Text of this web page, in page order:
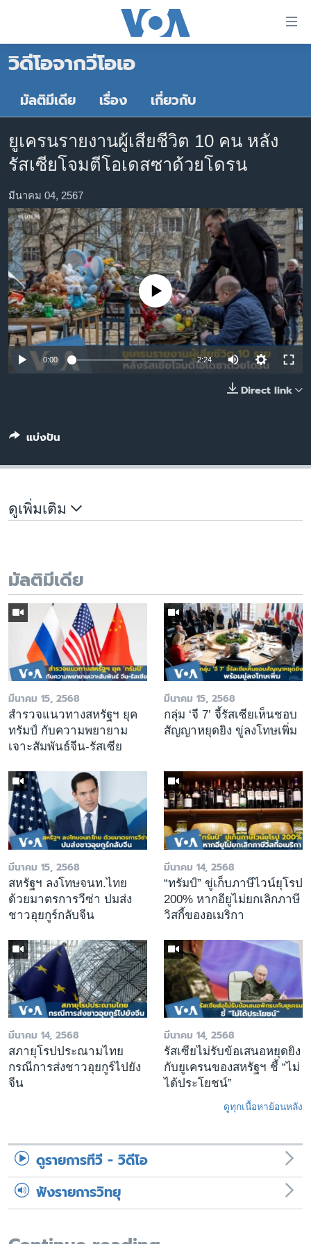
ต่อ
เนื้อหา
ข้าม
ไป
หลัก
ข้าม
ไป
การ
ค้นหา
หน้าหลัก
โลก
เอเชีย
สหรัฐฯ
ไทย
ธุรกิจ
วิทยาศาสตร์
สังคมและสุขภาพ
ไลฟ์สไตล์
ตรวจสอบข่าว
เรียนรู้ภาษาอังกฤษ
พอดคาสต์
วิดีโอจากวีโอเอ
มัลติมีเดีย เรื่อง เกี่ยวกับ
ยูเครนรายงานผู้เสียชีวิต 10 คน หลัง
รัสเซียโจมตีโอเดสซาด้วยโดรน
มีนาคม 04, 2567
No media source currently available
0:00 2:24
Direct link
แบ่งปัน
ดูเพิ่มเติม
มัลติมีเดีย
มีนาคม 15, 2568
สำรวจแนวทางสหรัฐฯ ยุค
ทรัมป์ กับความพยายาม
เจาะสัมพันธ์จีน-รัสเซีย
มีนาคม 15, 2568
กลุ่ม ‘จี 7’ จี้รัสเซียเห็นชอบ
สัญญาหยุดยิง ขู่ลงโทษเพิ่ม
มีนาคม 15, 2568
สหรัฐฯ ลงโทษจนท.ไทย
ด้วยมาตรการวีซ่า ปมส่ง
ชาวอุยกูร์กลับจีน
มีนาคม 14, 2568
“ทรัมป์” ขู่เก็บภาษีไวน์ยุโรป
200% หากอียูไม่ยกเลิกภาษี
วิสกี้ของอเมริกา
มีนาคม 14, 2568
สภายุโรปประณามไทย
กรณีการส่งชาวอุยกูร์ไปยัง
จีน
มีนาคม 14, 2568
รัสเซียไม่รับข้อเสนอหยุดยิง
กับยูเครนของสหรัฐฯ ชี้ “ไม่
ได้ประโยชน์”
ดูทุกเนื้อหาย้อนหลัง
ดูรายการทีวี - วิดีโอ
ฟังรายการวิทยุ